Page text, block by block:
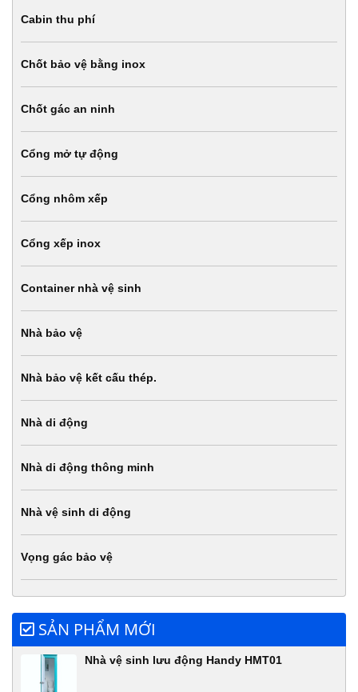
Cabin thu phí
Chốt bảo vệ bằng inox
Chốt gác an ninh
Cổng mở tự động
Cổng nhôm xếp
Cổng xếp inox
Container nhà vệ sinh
Nhà bảo vệ
Nhà bảo vệ kết cấu thép.
Nhà di động
Nhà di động thông minh
Nhà vệ sinh di động
Vọng gác bảo vệ
SẢN PHẨM MỚI
Nhà vệ sinh lưu động Handy HMT01